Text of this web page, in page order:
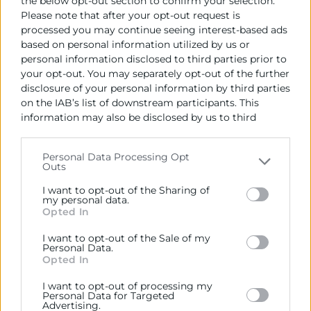
Please note that after your opt-out request is
processed you may continue seeing interest-based ads
based on personal information utilized by us or
personal information disclosed to third parties prior to
your opt-out. You may separately opt-out of the further
disclosure of your personal information by third parties
on the IAB’s list of downstream participants. This
information may also be disclosed by us to third
Please note that this website/app uses one or more
Google services and may gather and store information
including but not limited to your visit or usage
behaviour. You may click to grant or deny consent to
below specified purposes in below Google consent
section.
Personal Data Processing Opt
Outs
I want to opt-out of the Sharing of
my personal data.
Opted In
I want to opt-out of the Sale of my
Personal Data.
Opted In
I want to opt-out of processing my
Personal Data for Targeted
Advertising.
no debe ser fija. Lo peor en las relaciones
es la monotonía ¿o no? Si la empresa
empieza a crecer, el equipo no será el
mismo en dos meses. A medida que
evolucionamos damos la bienvenida a
nuevas necesidades de nuestro equipo,
porque como pasa en las parejas, las
relaciones cambian con el tiempo, y las
necesidades son diferentes.
Las personas cambiamos cada día, no hay
duda, lo dice la literatura científica. ¿Y que
es una empresa sino la suma de
relaciones humanas alineadas con un
propósito compartido? Si no hay cambio,
no hay éxito. Esto ya nos lo ha dejado bien
claro la pandemia. Por lo tanto, para